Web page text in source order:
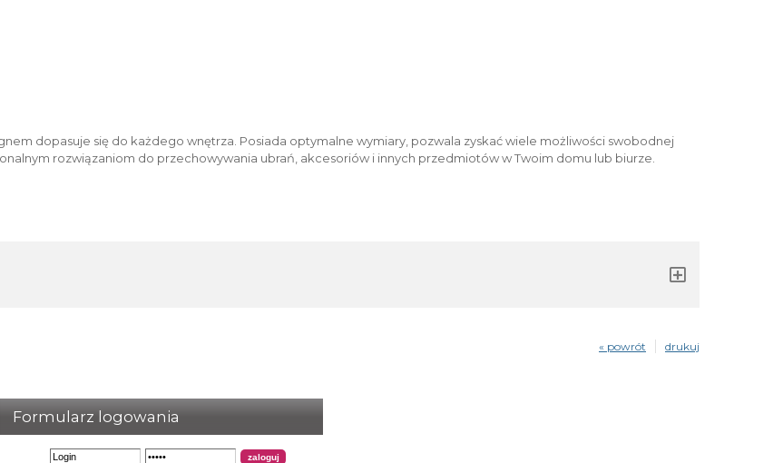
dopasuje się do każdego wnętrza. Posiada optymalne wymiary, pozwala zyskać wiele możliwości swobodnej
rozwiązaniom do przechowywania ubrań, akcesoriów i innych przedmiotów w Twoim domu lub biurze.
drukuj
« powrót
Formularz logowania